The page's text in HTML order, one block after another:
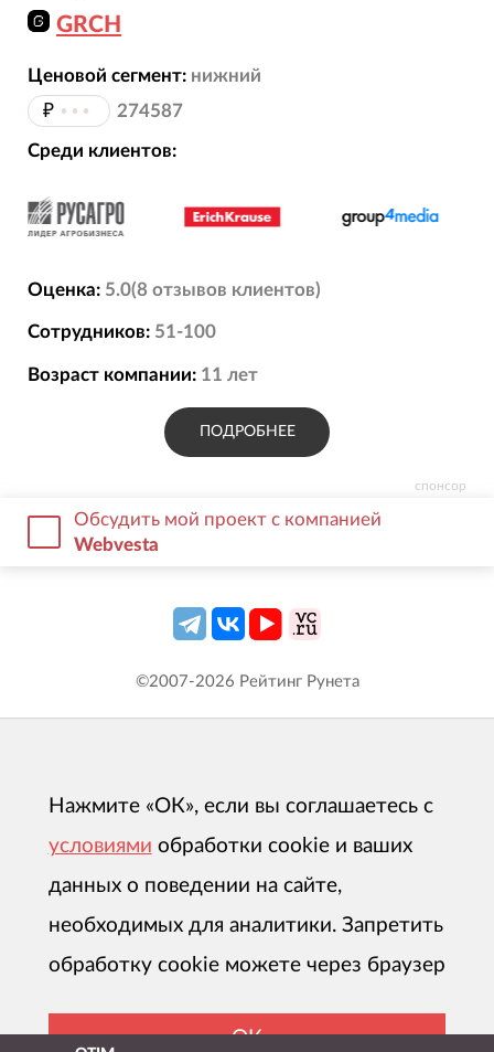
спонсор
GRCH
Ценовой сегмент: нижний
₽ ••• 274587
Среди клиентов:
Оценка: 5.0(8 отзывов клиентов)
Сотрудников: 51-100
Возраст компании: 11 лет
ПОДРОБНЕЕ
Обсудить мой проект с компанией
Webvesta
©2007-2026 Рейтинг Рунета
Нажмите «ОК», если вы соглашаетесь с
условиями обработки cookie и ваших
данных о поведении на сайте,
необходимых для аналитики. Запретить
обработку cookie можете через браузер
ОК